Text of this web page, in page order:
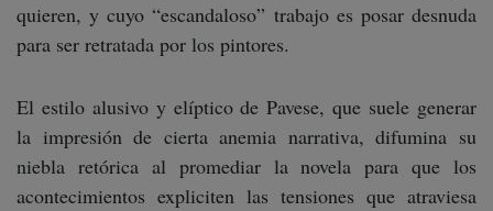
quieren, y cuyo “escandaloso” trabajo es posar desnuda
para ser retratada por los pintores.
El estilo alusivo y elíptico de Pavese, que suele generar
la impresión de cierta anemia narrativa, difumina su
niebla retórica al promediar la novela para que los
acontecimientos expliciten las tensiones que atraviesa